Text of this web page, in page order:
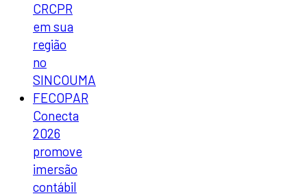
CRCPR
em sua
região
no
SINCOUMA
FECOPAR
Conecta
2026
promove
imersão
contábil